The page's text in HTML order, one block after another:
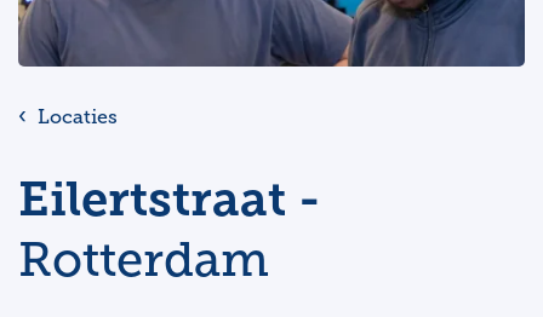
Locaties
Eilertstraat -
Rotterdam